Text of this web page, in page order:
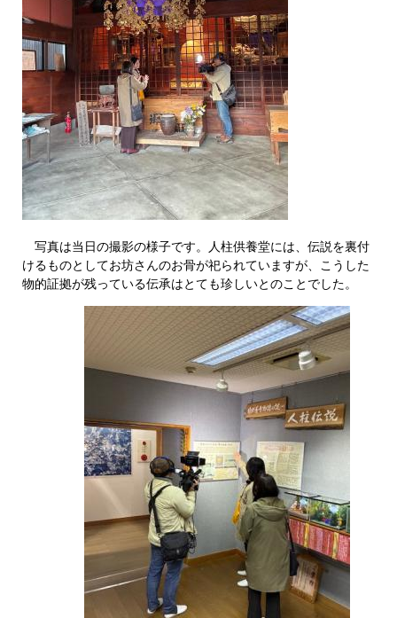
写真は当日の撮影の様子です。人柱供養堂には、伝説を裏付
けるものとしてお坊さんのお骨が祀られていますが、こうした
物的証拠が残っている伝承はとても珍しいとのことでした。